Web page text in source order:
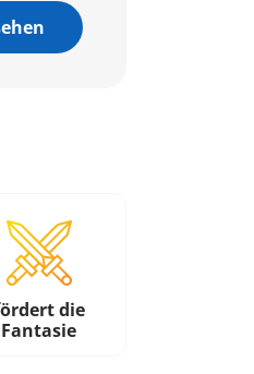
die
Fantasie